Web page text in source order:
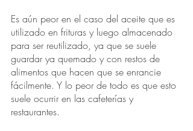
Es aún peor en el caso del aceite que es
utilizado en frituras y luego almacenado
para ser reutilizado, ya que se suele
guardar ya quemado y con restos de
alimentos que hacen que se enrancie
fácilmente. Y lo peor de todo es que esto
suele ocurrir en las cafeterías y
restaurantes.